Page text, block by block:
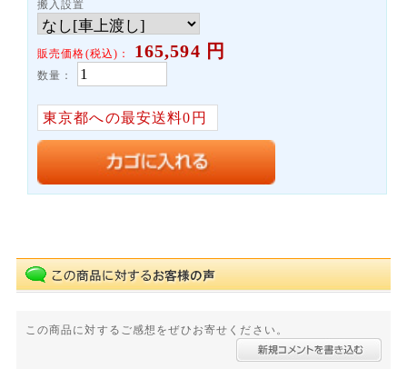
搬入設置
販売価格(税込)： 165,594 円
数量：
東京都への最安送料0円
この商品に対するご感想をぜひお寄せください。